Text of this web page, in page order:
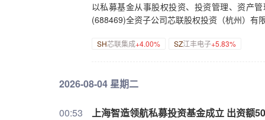
以私募基金从事股权投资、投资管理、资产
(688469)全资子公司芯联股权投资（杭州）有
SH芯联集成+4.00% SZ江丰电子+5.83%
2026-08-04 星期二
00:53 上海智造领航私募投资基金成立 出资额